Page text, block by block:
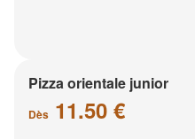
Pizza orientale junior
Dès 11.50 €